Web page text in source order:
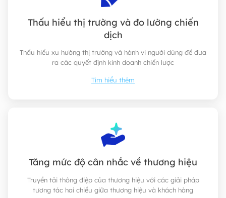
Thấu hiểu thị trường và đo lường chiến
dịch
Thấu hiểu xu hướng thị trường và hành vi người dùng để đưa
ra các quyết định kinh doanh chiến lược
Tìm hiểu thêm
Tăng mức độ cân nhắc về thương hiệu
Truyền tải thông điệp của thương hiệu với các giải pháp
tương tác hai chiều giữa thương hiệu và khách hàng